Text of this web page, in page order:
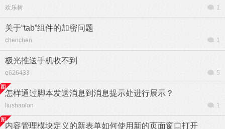
欢乐树 1
关于“tab”组件的加密问题
chenchen 1
极光推送手机收不到
e626433 5
怎样通过脚本发送消息到消息提示处进行展示？
liushaolon 1
内容管理模块定义的新表单如何使用新的页面窗口打开